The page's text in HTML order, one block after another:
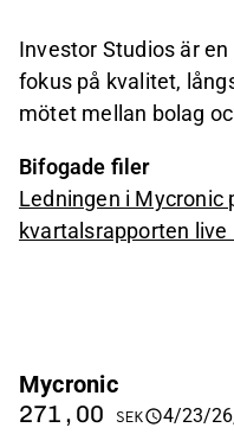
Investor Studios är
fokus på kvalitet,
mötet mellan bolag
Bifogade filer
Ledningen i Mycronic
kvartalsrapporten live
Mycronic
271,00 SEK
4/23/